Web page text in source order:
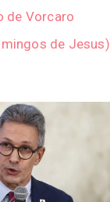
de Vorcaro
de Jesus)